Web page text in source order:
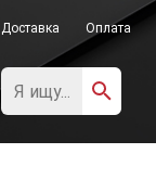
Доставка Оплата